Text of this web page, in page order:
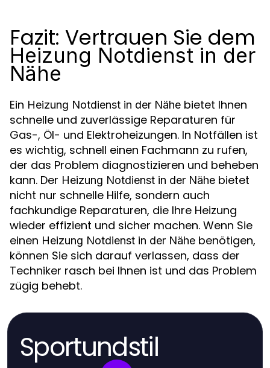
Fazit: Vertrauen Sie dem
Heizung Notdienst in der
Nähe
Ein Heizung Notdienst in der Nähe bietet Ihnen
schnelle und zuverlässige Reparaturen für
Gas-, Öl- und Elektroheizungen. In Notfällen ist
es wichtig, schnell einen Fachmann zu rufen,
der das Problem diagnostizieren und beheben
kann. Der Heizung Notdienst in der Nähe bietet
nicht nur schnelle Hilfe, sondern auch
fachkundige Reparaturen, die Ihre Heizung
wieder effizient und sicher machen. Wenn Sie
einen Heizung Notdienst in der Nähe benötigen,
können Sie sich darauf verlassen, dass der
Techniker rasch bei Ihnen ist und das Problem
zügig behebt.
Sportundstil